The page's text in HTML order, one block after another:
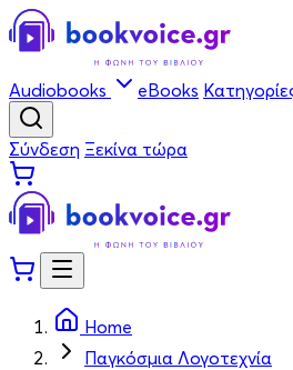
Audiobooks eBooks
Σύνδεση Ξεκίνα τώρα
Home
Παγκόσμια Λογοτεχνία